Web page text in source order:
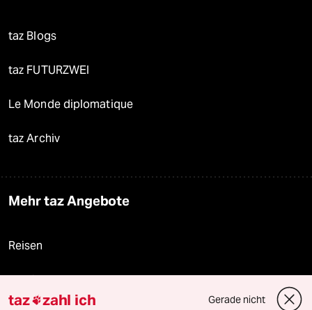
taz Blogs
taz FUTURZWEI
Le Monde diplomatique
taz Archiv
Mehr taz Angebote
Reisen
Kantine
taz zahl ich Gerade nicht